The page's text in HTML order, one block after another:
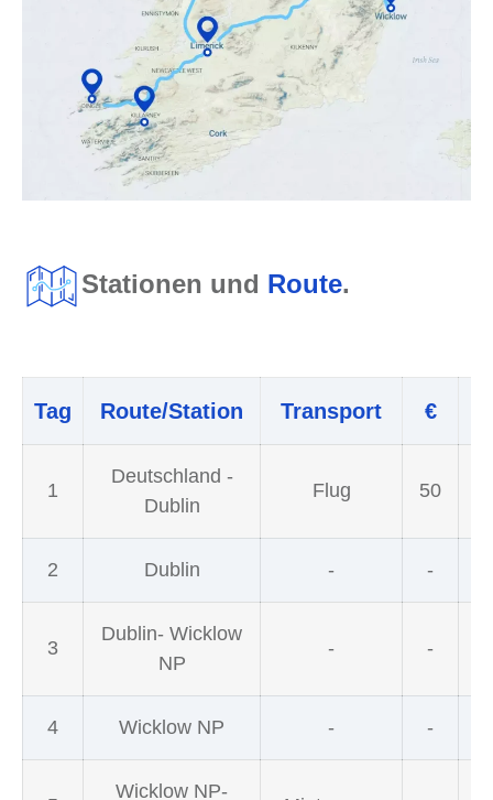
Stationen und Route.
Tag Route/Station Transport €
1
Deutschland -
Dublin
Flug 50
2 Dublin - -
3
Dublin- Wicklow
NP
- -
4 Wicklow NP - -
Wicklow NP-